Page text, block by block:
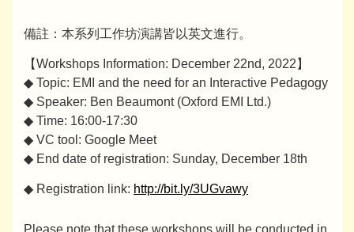
備註：本系列工作坊演講皆以英文進行。
【Workshops Information: December 22nd, 2022】
◆ Topic: EMI and the need for an Interactive Pedagogy
◆ Speaker: Ben Beaumont (Oxford EMI Ltd.)
◆ Time: 16:00-17:30
◆ VC tool: Google Meet
◆ End date of registration: Sunday, December 18th
◆ Registration link: http://bit.ly/3UGvawy
Please note that these workshops will be conducted in